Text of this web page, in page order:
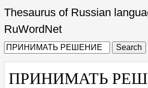
Thesaurus of Russian
RuWordNet
Search
ПРИНИМАТЬ